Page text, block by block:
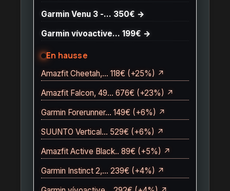
Garmin Venu 3 -… 350€ →
Garmin vívoactive… 199€ →
En hausse
Amazfit Cheetah,… 118€ (+25%) ↗
Amazfit Falcon, 49… 676€ (+23%) ↗
Garmin Forerunner… 149€ (+6%) ↗
SUUNTO Vertical… 529€ (+6%) ↗
Amazfit Active Black.. 89€ (+5%) ↗
Garmin Instinct 2,… 239€ (+4%) ↗